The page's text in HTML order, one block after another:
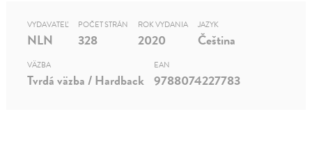
VYDAVATEĽ
NLN
POČET STRÁN
328
ROK VYDANIA
2020
JAZYK
Čeština
VÄZBA
Tvrdá väzba / Hardback
EAN
9788074227783